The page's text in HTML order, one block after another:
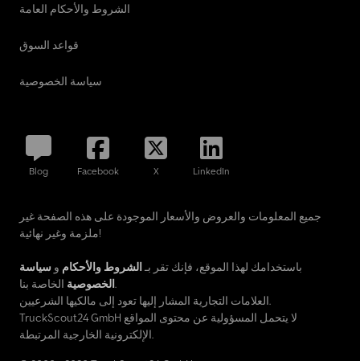
الشروط والأحكام العامة
قواعد السوق
سياسة الخصوصية
Blog Facebook X LinkedIn
جميع المعلومات والعروض والأسعار الموجودة على هذه الصفحة غير
ملزمة وغير نهائية!
باستخدامك لهذا الموقع، فإنك تقر بـ الشروط والأحكام و سياسة
الخصوصيةالخاصة بنا.
العلامات التجارية المشار إليها تعود إلى مالكيها الشرعيين.
TruckScout24 GmbH لا يتحمل المسؤولية عن محتوى المواقع
الإلكترونية الخارجية المرتبطة.